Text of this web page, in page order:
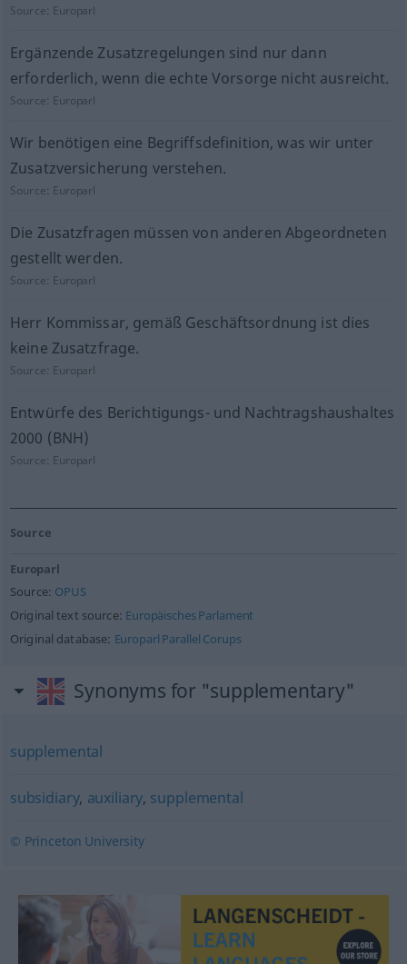
Source: Europarl
Ergänzende Zusatzregelungen sind nur dann
erforderlich, wenn die echte Vorsorge nicht ausreicht.
Source: Europarl
Wir benötigen eine Begriffsdefinition, was wir unter
Zusatzversicherung verstehen.
Source: Europarl
Die Zusatzfragen müssen von anderen Abgeordneten
gestellt werden.
Source: Europarl
Herr Kommissar, gemäß Geschäftsordnung ist dies
keine Zusatzfrage.
Source: Europarl
Entwürfe des Berichtigungs- und Nachtragshaushaltes
2000 (BNH)
Source: Europarl
Source
Europarl
Source: OPUS
Original text source: Europäisches Parlament
Original database: Europarl Parallel Corups
Synonyms for "supplementary"
supplemental
subsidiary, auxiliary, supplemental
© Princeton University